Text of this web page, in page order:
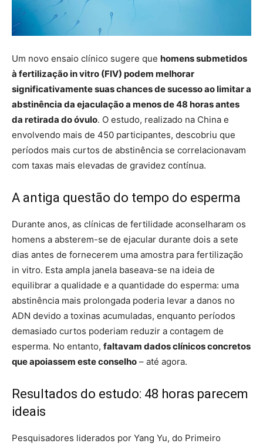
Um novo ensaio clínico sugere que homens submetidos
à fertilização in vitro (FIV) podem melhorar
significativamente suas chances de sucesso ao limitar a
abstinência da ejaculação a menos de 48 horas antes
da retirada do óvulo. O estudo, realizado na China e
envolvendo mais de 450 participantes, descobriu que
períodos mais curtos de abstinência se correlacionavam
com taxas mais elevadas de gravidez contínua.
A antiga questão do tempo do esperma
Durante anos, as clínicas de fertilidade aconselharam os
homens a absterem-se de ejacular durante dois a sete
dias antes de fornecerem uma amostra para fertilização
in vitro. Esta ampla janela baseava-se na ideia de
equilibrar a qualidade e a quantidade do esperma: uma
abstinência mais prolongada poderia levar a danos no
ADN devido a toxinas acumuladas, enquanto períodos
demasiado curtos poderiam reduzir a contagem de
esperma. No entanto, faltavam dados clínicos concretos
que apoiassem este conselho – até agora.
Resultados do estudo: 48 horas parecem
ideais
Pesquisadores liderados por Yang Yu, do Primeiro